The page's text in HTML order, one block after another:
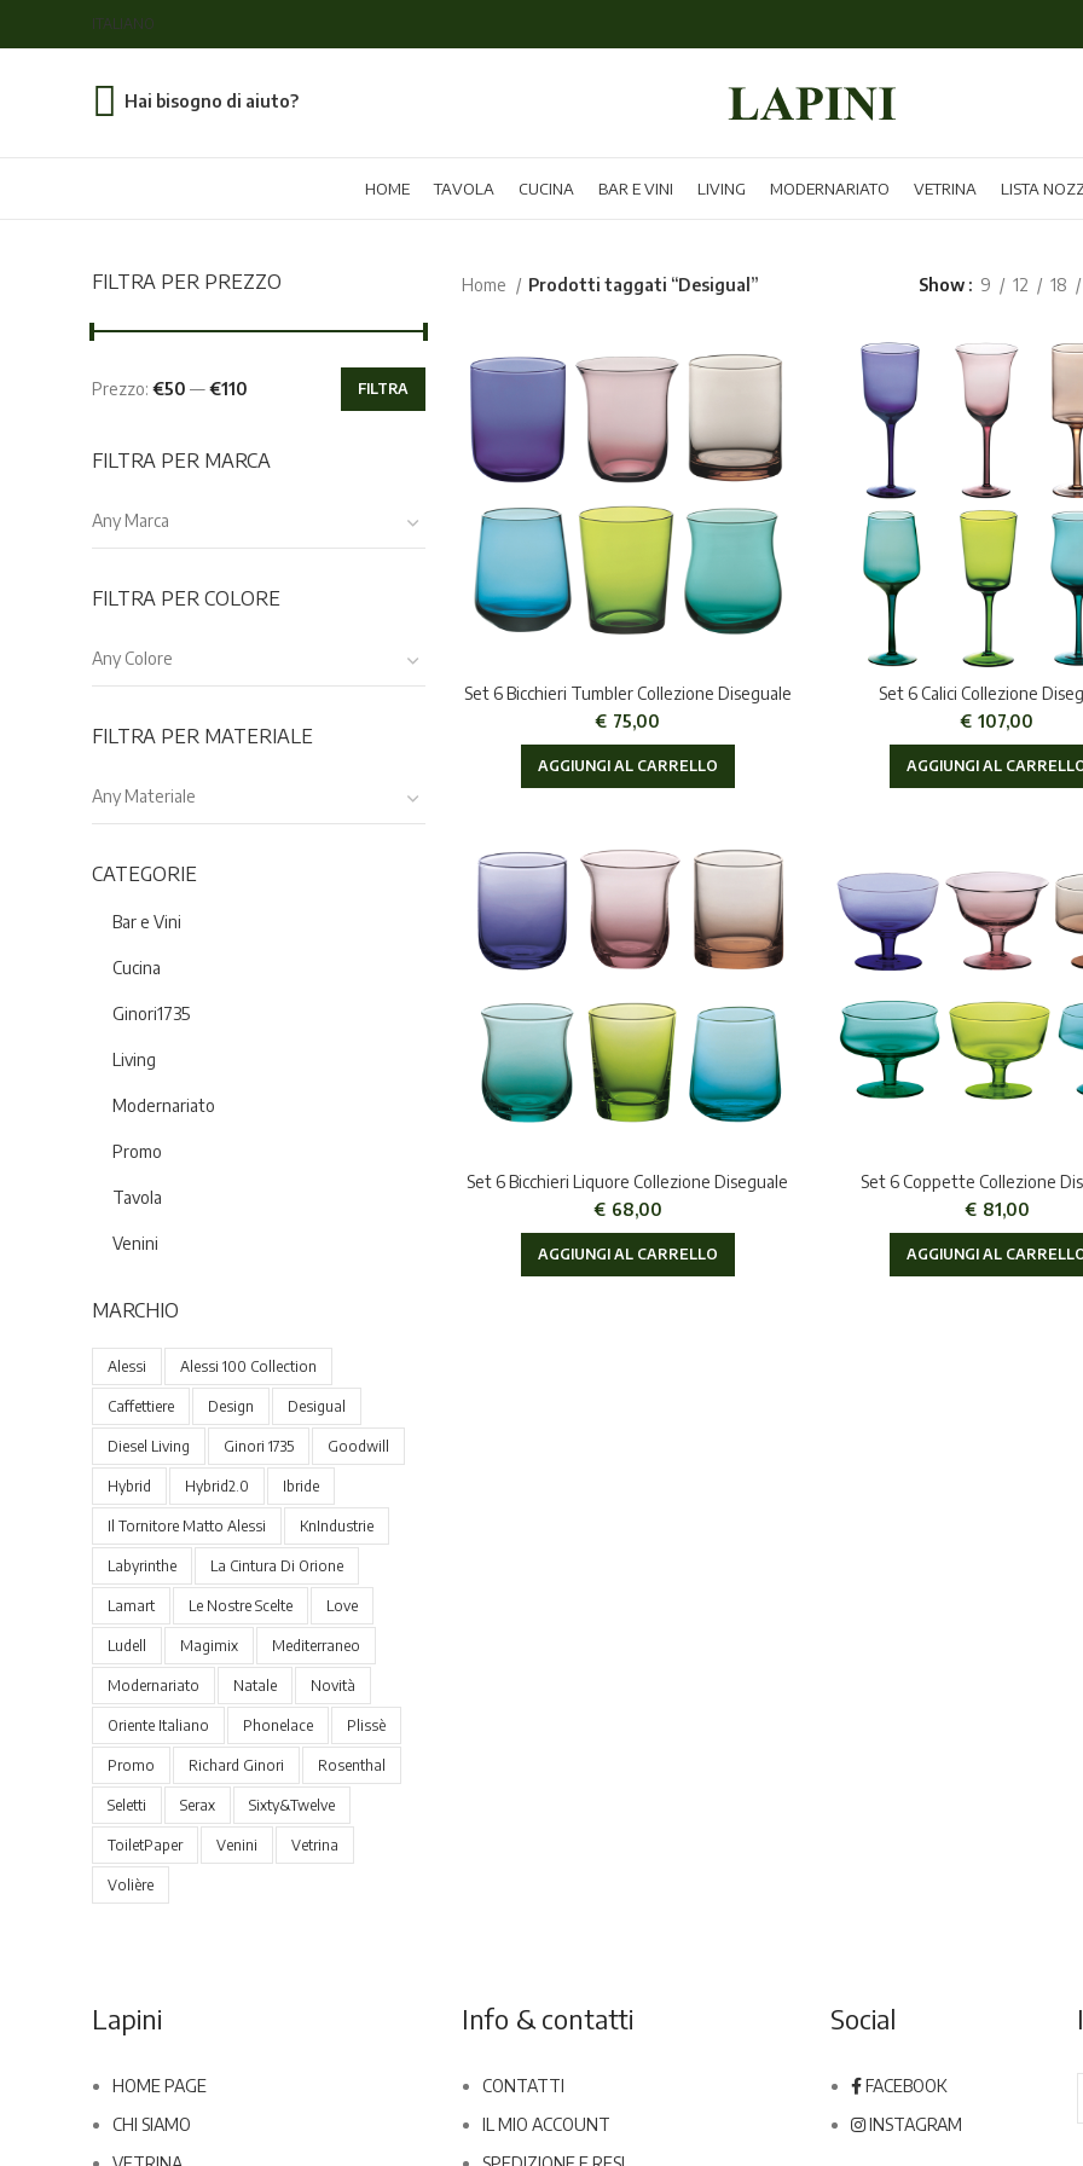
ITALIANO
Hai bisogno di aiuto?
HOME TAVOLA CUCINA BAR E VINI LIVING MODERNARIATO VETRINA LISTA
FILTRA PER PREZZO
FILTRA
Prezzo: €50 —€110
FILTRA PER MARCA
Any Marca
FILTRA PER COLORE
Any Colore
FILTRA PER MATERIALE
Any Materiale
CATEGORIE
Bar e Vini
Cucina
Ginori1735
Living
Modernariato
Promo
Tavola
Venini
MARCHIO
Alessi Alessi 100 Collection
Caffettiere Design Desigual
Diesel Living Ginori 1735 Goodwill
Hybrid Hybrid2.0 Ibride
Il Tornitore Matto Alessi KnIndustrie
Labyrinthe La Cintura Di Orione
Lamart Le Nostre Scelte Love
Ludell Magimix Mediterraneo
Modernariato Natale Novità
Oriente Italiano Phonelace Plissè
Promo Richard Ginori Rosenthal
Seletti Serax Sixty&Twelve
ToiletPaper Venini Vetrina
Volière
Home Prodotti taggati “Desigual” Show 9 12 18
Set 6 Bicchieri Tumbler Collezione Diseguale
€ 75,00
AGGIUNGI AL CARRELLO
Set 6 Calici Collezione
€ 107,00
AGGIUNGI AL
Set 6 Bicchieri Liquore Collezione Diseguale
€ 68,00
AGGIUNGI AL CARRELLO
Set 6 Coppette Collezione
€ 81,00
AGGIUNGI AL
Lapini
HOME PAGE
CHI SIAMO
Info & contatti
CONTATTI
IL MIO ACCOUNT
Social
FACEBOOK
INSTAGRAM